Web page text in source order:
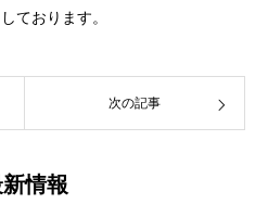
ております。
次の記事
情報